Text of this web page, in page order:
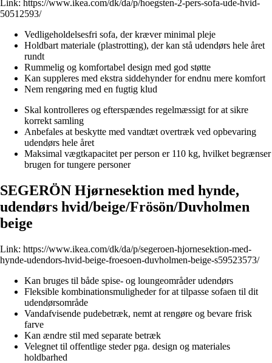
Link: https://www.ikea.com/dk/da/p/hoegsten-2-pers-sofa-ude-hvid-
50512593/
Vedligeholdelsesfri sofa, der kræver minimal pleje
Holdbart materiale (plastrotting), der kan stå udendørs hele året
rundt
Rummelig og komfortabel design med god støtte
Kan suppleres med ekstra siddehynder for endnu mere komfort
Nem rengøring med en fugtig klud
Skal kontrolleres og efterspændes regelmæssigt for at sikre
korrekt samling
Anbefales at beskytte med vandtæt overtræk ved opbevaring
udendørs hele året
Maksimal vægtkapacitet per person er 110 kg, hvilket begrænser
brugen for tungere personer
SEGERÖN Hjørnesektion med hynde,
udendørs hvid/beige/Frösön/Duvholmen
beige
Link: https://www.ikea.com/dk/da/p/segeroen-hjornesektion-med-
hynde-udendors-hvid-beige-froesoen-duvholmen-beige-s59523573/
Kan bruges til både spise- og loungeområder udendørs
Fleksible kombinationsmuligheder for at tilpasse sofaen til dit
udendørsområde
Vandafvisende pudebetræk, nemt at rengøre og bevare frisk
farve
Kan ændre stil med separate betræk
Velegnet til offentlige steder pga. design og materiales
holdbarhed